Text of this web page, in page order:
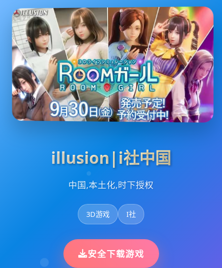
illusion|i社中国
中国,本土化,时下授权
3D游戏 I社
安全下载游戏